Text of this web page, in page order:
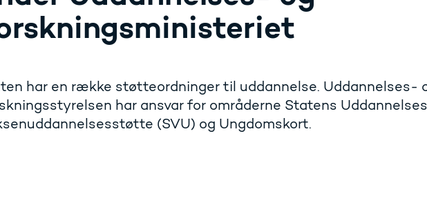
har en række støtteordninger til uddannelse. Uddannelses-
har ansvar for områderne Statens
(SVU) og Ungdomskort.